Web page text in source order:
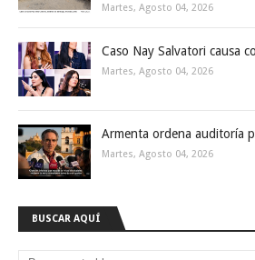
Martes, Agosto 04, 2026
Caso Nay Salvatori causa
Martes, Agosto 04, 2026
Armenta ordena auditoría
Martes, Agosto 04, 2026
BUSCAR AQUÍ